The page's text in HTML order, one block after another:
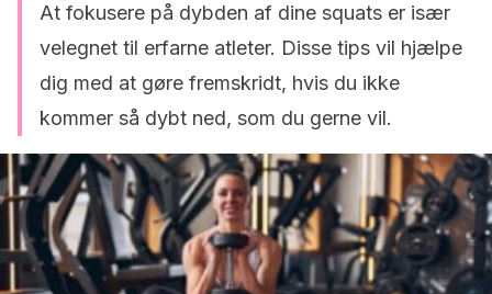
At fokusere på dybden af dine squats er især
velegnet til erfarne atleter. Disse tips vil hjælpe
dig med at gøre fremskridt, hvis du ikke
kommer så dybt ned, som du gerne vil.